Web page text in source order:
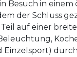
Besuch in
der Schluss
auf einer
Einzelsport)